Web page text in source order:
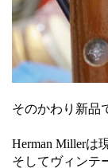
そのかわり新品
Herman Millerは
そしてヴィンテ